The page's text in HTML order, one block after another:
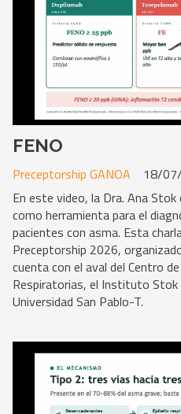
FENO
Preceptorship GANOA
18/
En este video, la Dra. Ana Stok
como herramienta para el
pacientes con asma. Esta
Preceptorship 2026,
cuenta con el aval del Centro
Respiratorias, el Instituto
Universidad San Pablo-T.